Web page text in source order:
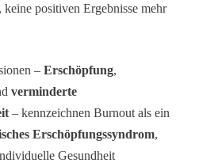
keine positiven Ergebnisse mehr
– Erschöpfung,
verminderte
– kennzeichnen Burnout als ein
Erschöpfungssyndrom,
Gesundheit